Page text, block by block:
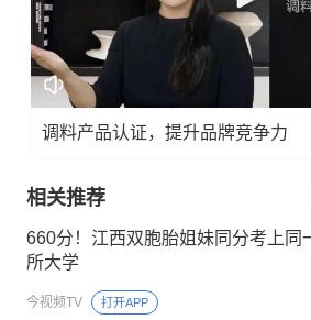
调料产品认证，提升品牌竞争力
相关推荐
660分！江西双胞胎姐妹同分考上同
所大学
今视频TV 打开APP